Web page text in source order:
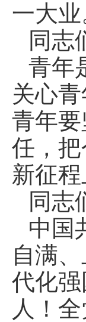
一大业
同志
青年
关心
青年
任，
新征
同志
中国
自满
代化
人！